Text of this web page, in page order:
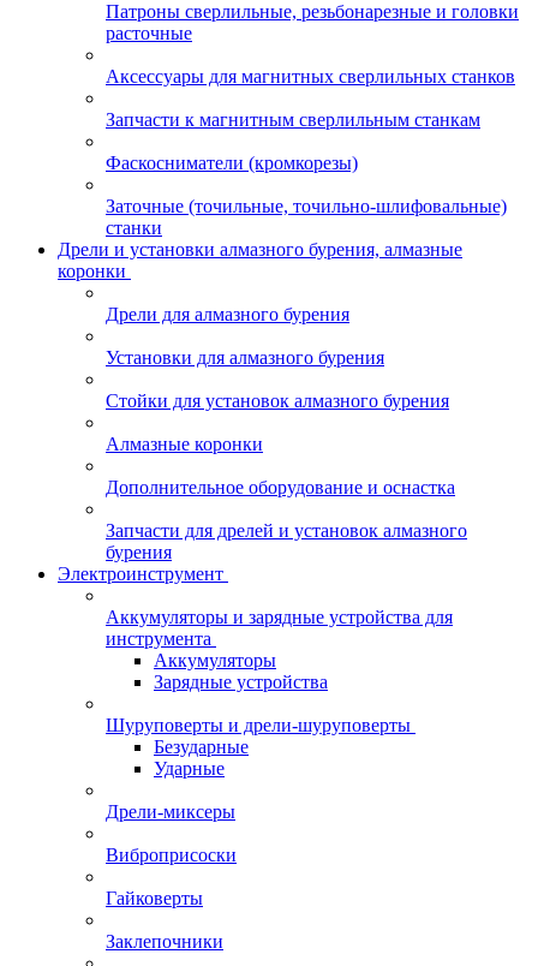
Патроны сверлильные, резьбонарезные и головки
расточные
Аксессуары для магнитных сверлильных станков
Запчасти к магнитным сверлильным станкам
Фаскосниматели (кромкорезы)
Заточные (точильные, точильно-шлифовальные)
станки
Дрели и установки алмазного бурения, алмазные
коронки
Дрели для алмазного бурения
Установки для алмазного бурения
Стойки для установок алмазного бурения
Алмазные коронки
Дополнительное оборудование и оснастка
Запчасти для дрелей и установок алмазного
бурения
Электроинструмент
Аккумуляторы и зарядные устройства для
инструмента
Аккумуляторы
Зарядные устройства
Шуруповерты и дрели-шуруповерты
Безударные
Ударные
Дрели-миксеры
Виброприсоски
Гайковерты
Заклепочники